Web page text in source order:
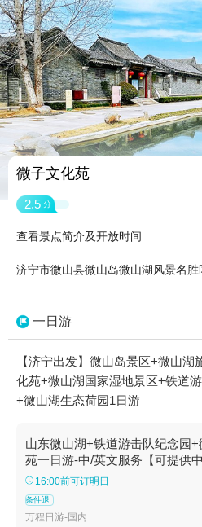
微子文化苑
2.5 分
查看景点简介及开放时间
济宁市微山县微山岛微山湖风景名胜
一日游
【济宁出发】微山岛景区+微山湖
化苑+微山湖国家湿地景区+铁道
+微山湖生态荷园1日游
山东微山湖+铁道游击队纪念园
苑一日游-中/英文服务【可提供
服务-往返接送-可选导游】
16:00前可订明日
条件退
万程日游-国内
